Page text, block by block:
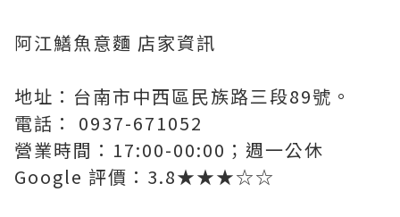
阿江鱔魚意麵 店家資訊
地址：台南市中西區民族路三段89號。
電話： 0937-671052
營業時間：17:00-00:00；週一公休
Google 評價：3.8★★★☆☆